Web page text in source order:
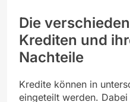
Die
Krediten und
Nachteile
Kredite können in
eingeteilt werden.